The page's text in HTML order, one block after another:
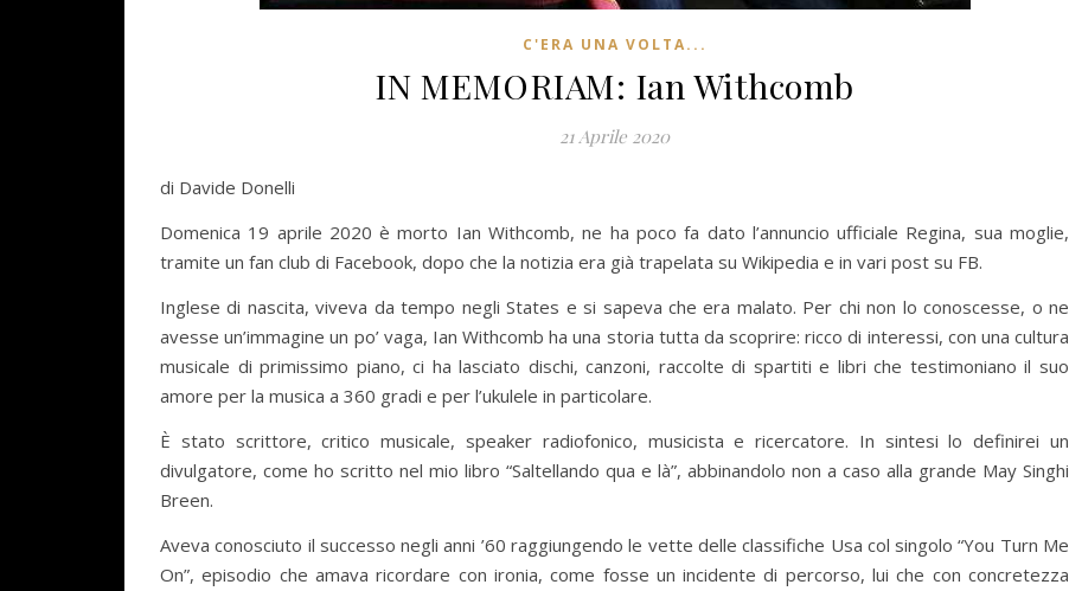
C'ERA UNA VOLTA...
IN MEMORIAM: Ian Withcomb
21 Aprile 2020
di Davide Donelli
Domenica 19 aprile 2020 è morto Ian Withcomb, ne ha poco fa dato l’annuncio ufficiale Regina, sua moglie,
tramite un fan club di Facebook, dopo che la notizia era già trapelata su Wikipedia e in vari post su FB.
Inglese di nascita, viveva da tempo negli States e si sapeva che era malato. Per chi non lo conoscesse, o ne
avesse un’immagine un po’ vaga, Ian Withcomb ha una storia tutta da scoprire: ricco di interessi, con una cultura
musicale di primissimo piano, ci ha lasciato dischi, canzoni, raccolte di spartiti e libri che testimoniano il suo
amore per la musica a 360 gradi e per l’ukulele in particolare.
È stato scrittore, critico musicale, speaker radiofonico, musicista e ricercatore. In sintesi lo definirei un
divulgatore, come ho scritto nel mio libro “Saltellando qua e là”, abbinandolo non a caso alla grande May Singhi
Breen.
Aveva conosciuto il successo negli anni ’60 raggiungendo le vette delle classifiche Usa col singolo “You Turn Me
On”, episodio che amava ricordare con ironia, come fosse un incidente di percorso, lui che con concretezza